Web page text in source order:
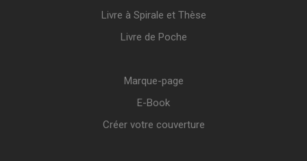
Livre à Spirale et Thèse
Livre de Poche
Marque-page
E-Book
Créer votre couverture